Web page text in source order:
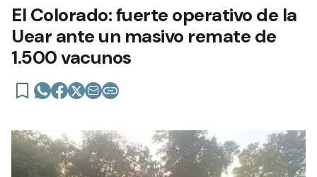
El Colorado: fuerte operativo de la
Uear ante un masivo remate de
1.500 vacunos